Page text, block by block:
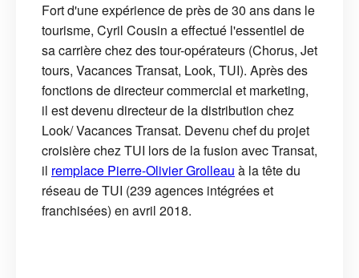
Fort d'une expérience de près de 30 ans dans le
tourisme, Cyril Cousin a effectué l'essentiel de
sa carrière chez des tour-opérateurs (Chorus, Jet
tours, Vacances Transat, Look, TUI). Après des
fonctions de directeur commercial et marketing,
il est devenu directeur de la distribution chez
Look/ Vacances Transat. Devenu chef du projet
croisière chez TUI lors de la fusion avec Transat,
il remplace Pierre-Olivier Grolleau à la tête du
réseau de TUI (239 agences intégrées et
franchisées) en avril 2018.